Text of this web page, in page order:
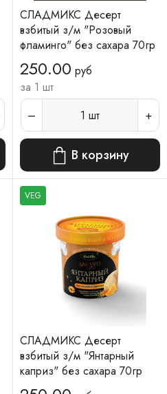
СЛАДМИКС Десерт
взбитый з/м "Розовый
фламинго" без сахара 70гр
250.00 руб
за 1 шт
1 шт
В корзину
VEG
СЛАДМИКС Десерт
взбитый з/м "Янтарный
каприз" без сахара 70гр